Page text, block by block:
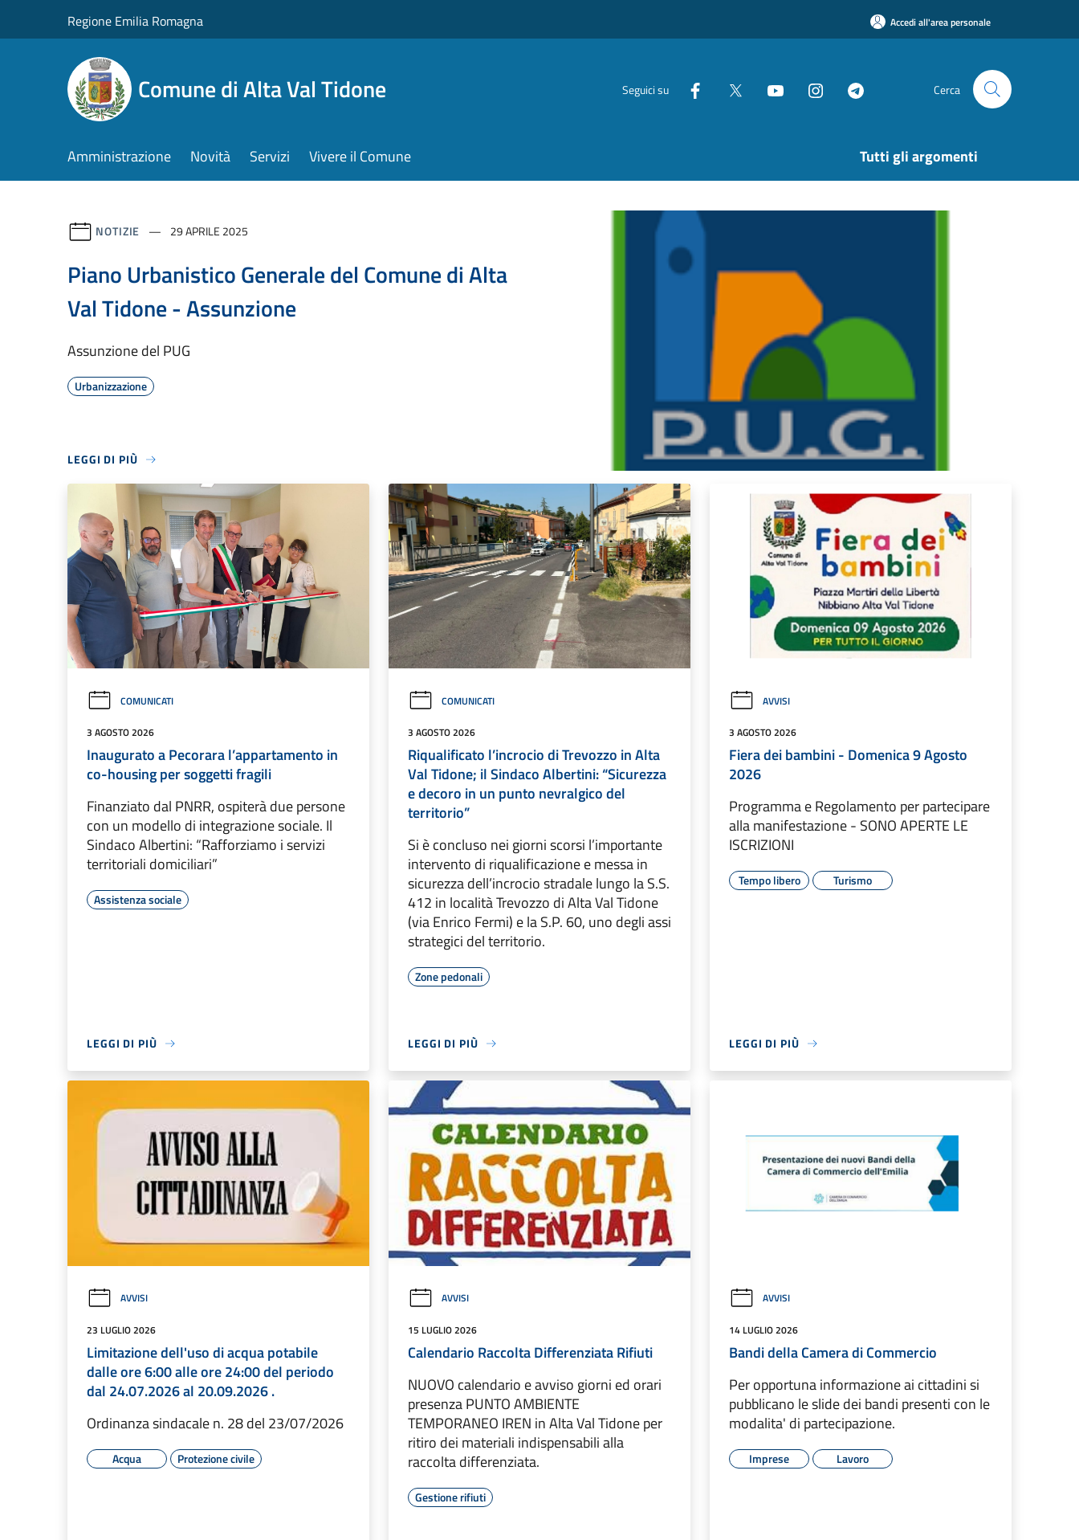
Regione Emilia Romagna Accedi all'area personale
Comune di Alta Val Tidone Seguici su Cerca
Amministrazione Novità Servizi Vivere il Comune Tutti gli argomenti
NOTIZIE 29 APRILE 2025
Piano Urbanistico Generale del Comune di Alta
Val Tidone - Assunzione
Assunzione del PUG
Urbanizzazione
LEGGI DI PIÙ
COMUNICATI
3 AGOSTO 2026
Inaugurato a Pecorara l’appartamento in
co-housing per soggetti fragili
Finanziato dal PNRR, ospiterà due persone
con un modello di integrazione sociale. Il
Sindaco Albertini: “Rafforziamo i servizi
territoriali domiciliari”
Assistenza sociale
LEGGI DI PIÙ
COMUNICATI
3 AGOSTO 2026
Riqualificato l’incrocio di Trevozzo in Alta
Val Tidone; il Sindaco Albertini: “Sicurezza
e decoro in un punto nevralgico del
territorio”
Si è concluso nei giorni scorsi l’importante
intervento di riqualificazione e messa in
sicurezza dell’incrocio stradale lungo la S.S.
412 in località Trevozzo di Alta Val Tidone
(via Enrico Fermi) e la S.P. 60, uno degli assi
strategici del territorio.
Zone pedonali
LEGGI DI PIÙ
AVVISI
3 AGOSTO 2026
Fiera dei bambini - Domenica 9 Agosto
2026
Programma e Regolamento per partecipare
alla manifestazione - SONO APERTE LE
ISCRIZIONI
Tempo libero Turismo
LEGGI DI PIÙ
AVVISI
23 LUGLIO 2026
Limitazione dell'uso di acqua potabile
dalle ore 6:00 alle ore 24:00 del periodo
dal 24.07.2026 al 20.09.2026 .
Ordinanza sindacale n. 28 del 23/07/2026
Acqua Protezione civile
AVVISI
15 LUGLIO 2026
Calendario Raccolta Differenziata Rifiuti
NUOVO calendario e avviso giorni ed orari
presenza PUNTO AMBIENTE
TEMPORANEO IREN in Alta Val Tidone per
ritiro dei materiali indispensabili alla
raccolta differenziata.
Gestione rifiuti
AVVISI
14 LUGLIO 2026
Bandi della Camera di Commercio
Per opportuna informazione ai cittadini si
pubblicano le slide dei bandi presenti con le
modalita' di partecipazione.
Imprese Lavoro